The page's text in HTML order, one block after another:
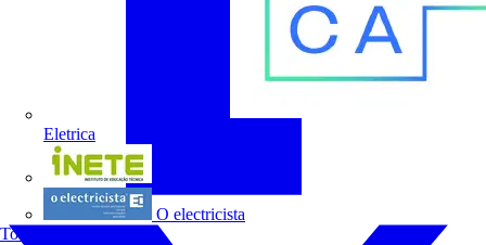
Eletrica
O electricista
Todos os parceiros